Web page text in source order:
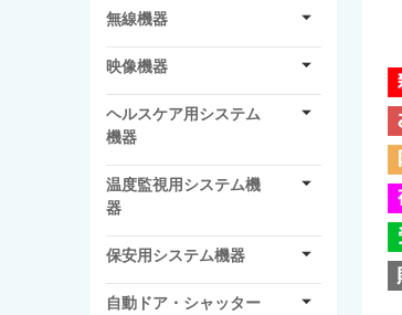
無線機器
映像機器
ヘルスケア用システム
機器
温度監視用システム機
器
保安用システム機器
自動ドア・シャッター